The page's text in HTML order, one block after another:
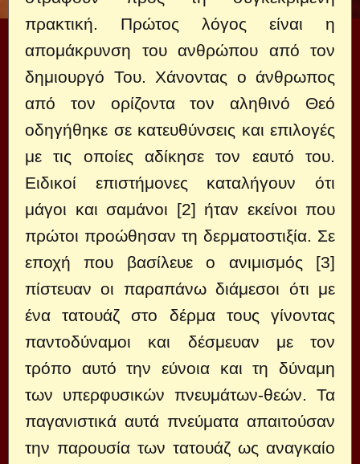
πρακτική. Πρώτος λόγος είναι η
απομάκρυνση του ανθρώπου από τον
δημιουργό Του. Χάνοντας ο άνθρωπος
από τον ορίζοντα τον αληθινό Θεό
οδηγήθηκε σε κατευθύνσεις και επιλογές
με τις οποίες αδίκησε τον εαυτό του.
Ειδικοί επιστήμονες καταλήγουν ότι
μάγοι και σαμάνοι [2] ήταν εκείνοι που
πρώτοι προώθησαν τη δερματοστιξία. Σε
εποχή που βασίλευε ο ανιμισμός [3]
πίστευαν οι παραπάνω διάμεσοι ότι με
ένα τατουάζ στο δέρμα τους γίνοντας
παντοδύναμοι και δέσμευαν με τον
τρόπο αυτό την εύνοια και τη δύναμη
των υπερφυσικών πνευμάτων-θεών. Τα
παγανιστικά αυτά πνεύματα απαιτούσαν
την παρουσία των τατουάζ ως αναγκαίο